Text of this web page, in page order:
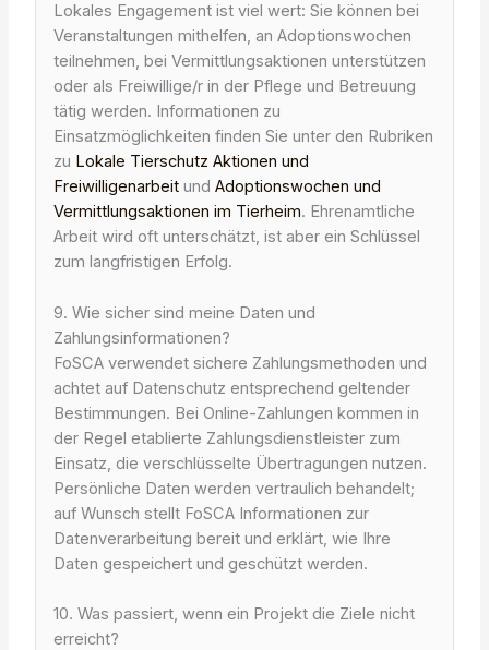
Lokales Engagement ist viel wert: Sie können bei
Veranstaltungen mithelfen, an Adoptionswochen
teilnehmen, bei Vermittlungsaktionen unterstützen
oder als Freiwillige/r in der Pflege und Betreuung
tätig werden. Informationen zu
Einsatzmöglichkeiten finden Sie unter den Rubriken
zu Lokale Tierschutz Aktionen und
Freiwilligenarbeitund Adoptionswochen und
Vermittlungsaktionen im Tierheim. Ehrenamtliche
Arbeit wird oft unterschätzt, ist aber ein Schlüssel
zum langfristigen Erfolg.
9. Wie sicher sind meine Daten und
Zahlungsinformationen?
FoSCA verwendet sichere Zahlungsmethoden und
achtet auf Datenschutz entsprechend geltender
Bestimmungen. Bei Online-Zahlungen kommen in
der Regel etablierte Zahlungsdienstleister zum
Einsatz, die verschlüsselte Übertragungen nutzen.
Persönliche Daten werden vertraulich behandelt;
auf Wunsch stellt FoSCA Informationen zur
Datenverarbeitung bereit und erklärt, wie Ihre
Daten gespeichert und geschützt werden.
10. Was passiert, wenn ein Projekt die Ziele nicht
erreicht?